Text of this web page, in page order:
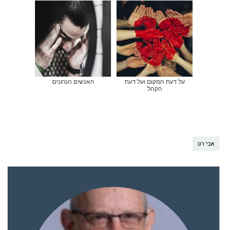
על דעת המקום ועל דעת
הקהל
האנשים הנרגנים
אבי רט